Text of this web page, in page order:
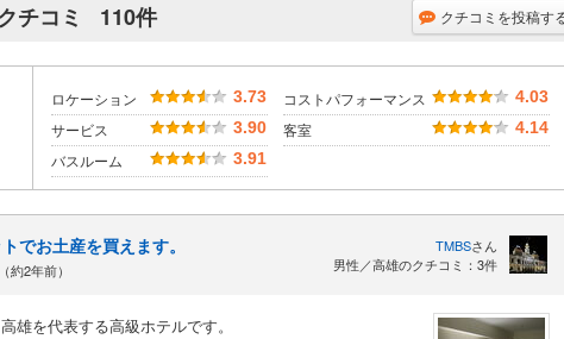
チコミ 110件 クチコミを投稿す
ロケーション 3.73 コストパフォーマンス 4.03
サービス 3.90 客室 4.14
バスルーム 3.91
でお土産を買えます。
約2年前）
TMBSさん
男性／高雄のクチコミ：3件
雄を代表する高級ホテルです。